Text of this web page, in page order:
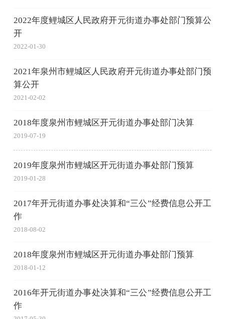
2022年度鲤城区人民政府开元街道办事处部门预算公
开
2022-01-30
2021年泉州市鲤城区人民政府开元街道办事处部门预
算公开
2021-02-02
2018年度泉州市鲤城区开元街道办事处部门决算
2019-07-19
2019年度泉州市鲤城区开元街道办事处部门预算
2019-01-28
2017年开元街道办事处决算和“三公”经费信息公开工
作
2018-08-02
2018年度泉州市鲤城区开元街道办事处部门预算
2018-01-12
2016年开元街道办事处决算和“三公”经费信息公开工
作